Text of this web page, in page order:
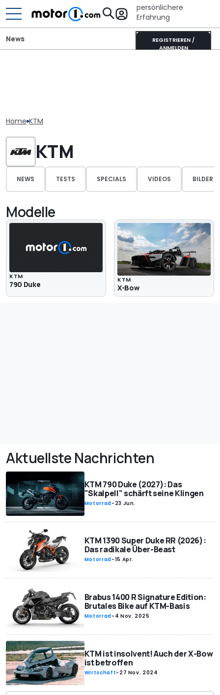
persönlichere
Erfahrung
REGISTRIEREN /
ANMELDEN
News
Home KTM
KTM
NEWS TESTS SPECIALS VIDEOS BILDER
Modelle
KTM
790 Duke KTM
X-Bow
Aktuellste Nachrichten
KTM 790 Duke (2027): Das
"Skalpell" schärft seine Klingen
Motorrad- 23 Jun.
KTM 1390 Super Duke RR (2026):
Das radikale Über-Beast
Motorrad-15 Apr.
Brabus 1400 R Signature Edition:
Brutales Bike auf KTM-Basis
Motorrad- 4 Nov. 2025
KTM ist insolvent! Auch der X-Bow
ist betroffen
Wirtschaft- 27 Nov. 2024